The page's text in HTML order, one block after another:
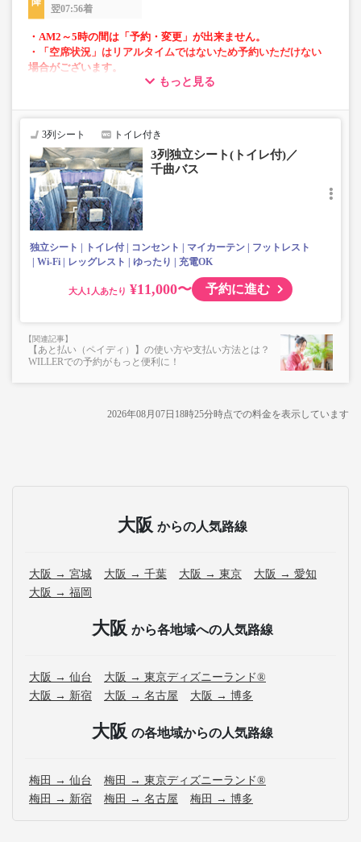
翌07:56着
・AM2～5時の間は「予約・変更」が出来ません。
・「空席状況」はリアルタイムではないため予約いただけない
場合がございます。
諸駅～軽井沢駅（4,500円）となります。
・車内トイレ付きで安心（2号車以降は除く）
・各座席コンセントあり（2号車以降は除く）
・フリーWi-Fi対（2号車以降は除く）
・車内を常時換気、車内を清掃、除菌で安心
もっと見る
3列シート トイレ付き
3列独立シート(トイレ付)／
千曲バス
独立シート トイレ付 コンセント マイカーテン
フットレスト
Wi-Fi
レッグレスト ゆったり 充電OK
大人 ¥11,000〜 予約に進む
【あと払い（ペイディ）】の使い方や支払い方法とは？
WILLERでの予約がもっと便利に！
2026年08月07日18時25分時点での料金を表示しています
大阪 からの人気路線
大阪 → 宮城 大阪 → 千葉 大阪 → 東京
大阪 → 愛知
大阪 → 福岡
大阪 から各地域への人気路線
大阪 → 仙台
大阪 → 東京ディズニーランド®
大阪 → 新宿
大阪 → 名古屋 大阪 → 博多
大阪 の各地域からの人気路線
梅田 → 仙台
梅田 → 東京ディズニーランド®
梅田 → 新宿
梅田 → 名古屋 梅田 → 博多